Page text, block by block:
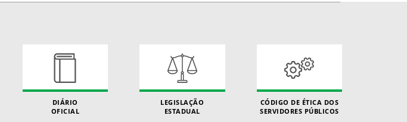
DIÁRIO
OFICIAL
LEGISLAÇÃO
ESTADUAL
CÓDIGO DE ÉTICA DOS
SERVIDORES PÚBLICOS